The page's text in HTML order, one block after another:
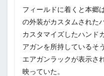
フィールドに着くと本郷
の外装がカスタムされた
カスタマイズしたハンド
アガンを所持しているそ
エアガンラックが表示さ
映っていた。